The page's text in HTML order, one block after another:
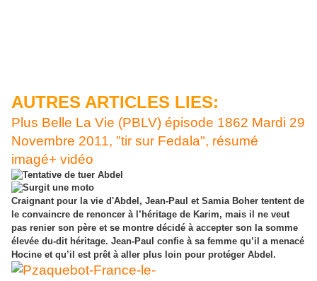
AUTRES ARTICLES LIES:
Plus Belle La Vie (PBLV) épisode 1862 Mardi 29
Novembre 2011, "tir sur Fedala", résumé
imagé+ vidéo
Craignant pour la vie d'Abdel, Jean-Paul et Samia Boher tentent de
le convaincre de renoncer à l’héritage de Karim, mais il ne veut
pas renier son père et se montre décidé à accepter son la somme
élevée du-dit héritage. Jean-Paul confie à sa femme qu’il a menacé
Hocine et qu’il est prêt à aller plus loin pour protéger Abdel.